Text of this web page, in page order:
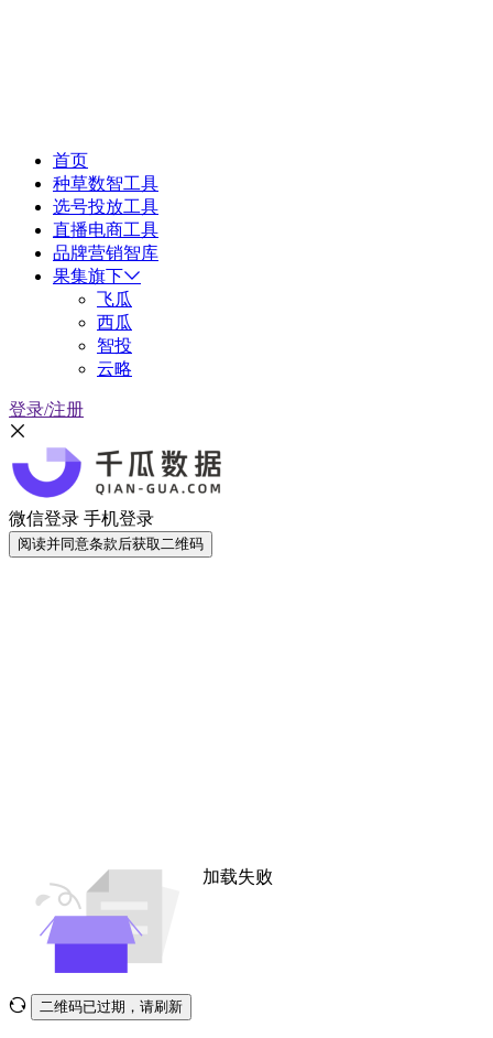
首页
种草数智工具
选号投放工具
直播电商工具
品牌营销智库
果集旗下
飞瓜
西瓜
智投
云略
登录/注册
微信登录 手机登录
阅读并同意条款后获取二维码
加载失败
二维码已过期，请刷新